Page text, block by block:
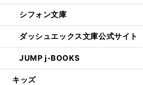
シフォン文庫
ダッシュエックス文庫公式サイト
JUMP j-BOOKS
キッズ